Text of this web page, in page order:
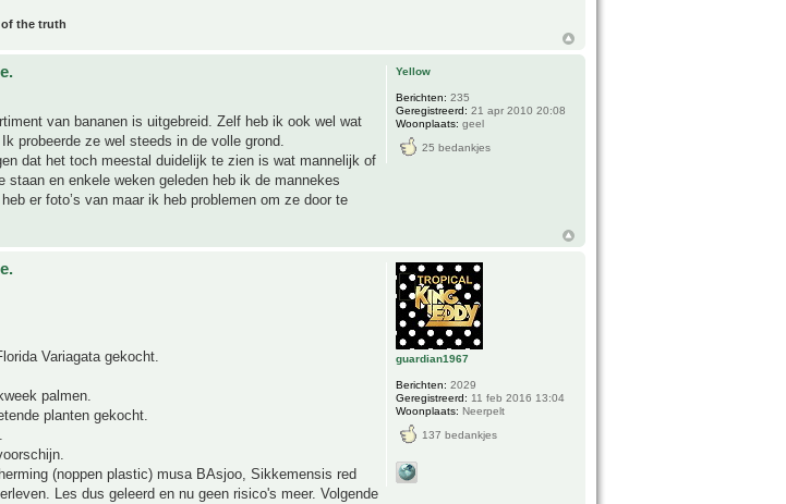
the truth
van bananen is uitgebreid. Zelf heb ik ook wel wat
probeerde ze wel steeds in de volle grond.
dat het toch meestal duidelijk te zien is wat mannelijk of
en enkele weken geleden heb ik de mannekes
er foto’s van maar ik heb problemen om ze door te
Yellow
Berichten: 235
Geregistreerd: 21 apr 2010 20:08
Woonplaats: geel
25 bedankjes
Variagata gekocht.
palmen.
planten gekocht.
(noppen plastic) musa BAsjoo, Sikkemensis red
Les dus geleerd en nu geen risico's meer. Volgende
guardian1967
Berichten: 2029
Geregistreerd: 11 feb 2016 13:04
Woonplaats: Neerpelt
137 bedankjes